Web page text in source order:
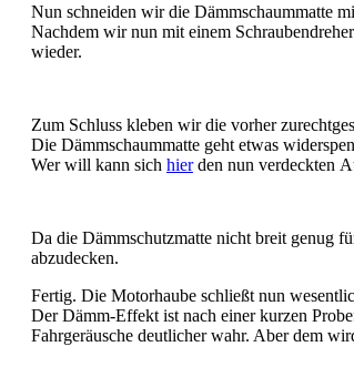
Nun schneiden wir die Dämmschaummatte
Nachdem wir nun mit einem
wieder.
Zum Schluss kleben wir die vorher
Die Dämmschaummatte geht etwas
Wer will kann sich hierden nun verdeckten
Da die Dämmschutzmatte nicht breit genug
abzudecken.
Fertig. Die Motorhaube schließt nun
Der Dämm-Effekt ist nach einer kurzen
Fahrgeräusche deutlicher wahr. Aber dem